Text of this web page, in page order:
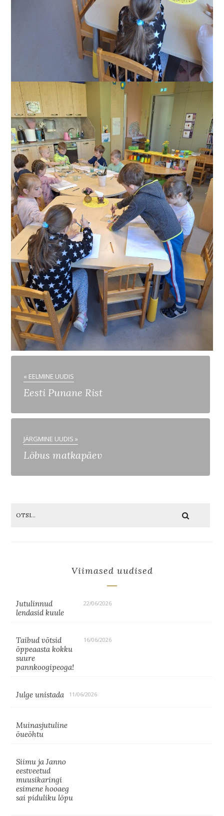
« EELMINE UUDIS
Eesti Punane Rist
JÄRGMINE UUDIS »
Lõbus matkapäev
Viimased uudised
Jutulinnud
lendasid kuule
22/06/2026
Taibud võtsid
õppeaasta kokku
suure
pannkoogipeoga!
16/06/2026
Julge unistada 11/06/2026
Muinasjutuline
õueõhtu
Siimu ja Janno
eestveetud
muusikaringi
esimene hooaeg
sai piduliku lõpu